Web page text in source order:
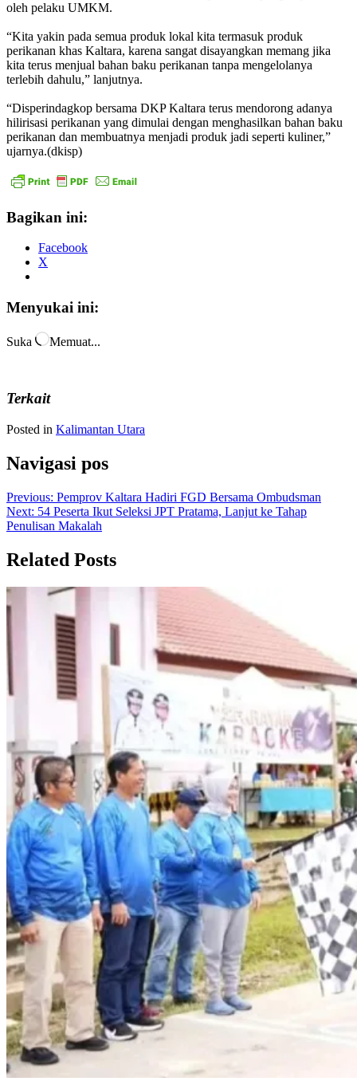
oleh pelaku UMKM.
“Kita yakin pada semua produk lokal kita termasuk produk
perikanan khas Kaltara, karena sangat disayangkan memang jika
kita terus menjual bahan baku perikanan tanpa mengelolanya
terlebih dahulu,” lanjutnya.
“Disperindagkop bersama DKP Kaltara terus mendorong adanya
hilirisasi perikanan yang dimulai dengan menghasilkan bahan baku
perikanan dan membuatnya menjadi produk jadi seperti kuliner,”
ujarnya.(dkisp)
Bagikan ini:
Facebook
X
Menyukai ini:
Suka Memuat...
Terkait
Posted in Kalimantan Utara
Navigasi pos
Previous: Pemprov Kaltara Hadiri FGD Bersama Ombudsman
Next: 54 Peserta Ikut Seleksi JPT Pratama, Lanjut ke Tahap
Penulisan Makalah
Related Posts